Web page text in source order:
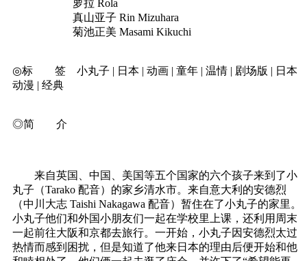
萝拉 Rola
真山亚子 Rin Mizuhara
菊池正美 Masami Kikuchi
◎标 签 小丸子 | 日本 | 动画 | 童年 | 温情 | 剧场版 | 日本
动漫 | 经典
◎简 介
来自英国、中国、美国等五个国家的六个孩子来到了小
丸子（Tarako 配音）的家乡清水市。来自意大利的安德烈
（中川大志 Taishi Nakagawa 配音）暂住在了小丸子的家里。
小丸子他们和外国小朋友们一起在学校里上课，还利用周末
一起前往大阪和京都去旅行。一开始，小丸子因安德烈太过
热情而感到困扰，但是知道了他来日本的理由后便开始和他